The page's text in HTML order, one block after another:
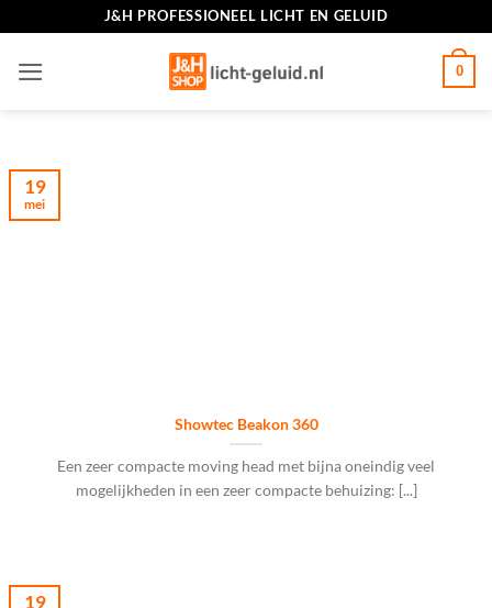
inhoud
J&H PROFESSIONEEL LICHT EN GELUID
0
Showtec Beakon 360
Een zeer compacte moving head met bijna oneindig veel
mogelijkheden in een zeer compacte behuizing: [...]
19
mei
19